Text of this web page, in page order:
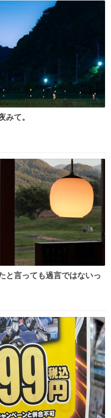
！！！！！！！
みて。
と言っても過言ではないっ